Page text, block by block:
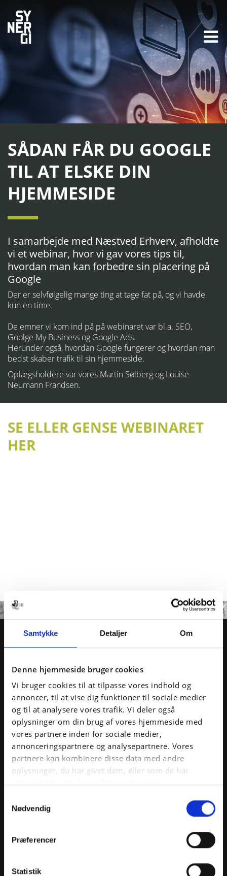
Samtykke Detaljer Om
Denne hjemmeside bruger cookies
Vi bruger cookies til at tilpasse vores indhold og
annoncer, til at vise dig funktioner til sociale medier
og til at analysere vores trafik. Vi deler også
oplysninger om din brug af vores hjemmeside med
vores partnere inden for sociale medier,
annonceringspartnere og analysepartnere. Vores
partnere kan kombinere disse data med andre
oplysninger, du har givet dem, eller som de har
indsamlet fra din brug af deres tjenester.
Nødvendig
Præferencer
Statistik
SÅDAN FÅR DU GOOGLE
TIL AT ELSKE DIN
HJEMMESIDE
I samarbejde med Næstved Erhverv, afholdte
vi et webinar, hvor vi gav vores tips til,
hvordan man kan forbedre sin placering på
Google
Der er selvfølgelig mange ting at tage fat på, og vi havde
kun en time.
De emner vi kom ind på på webinaret var bl.a. SEO,
Goolge My Business og Google Ads.
Herunder også, hvordan Google fungerer og hvordan man
bedst skaber trafik til sin hjemmeside.
Oplægsholdere var vores Martin Sølberg og Louise
Neumann Frandsen.
SE ELLER GENSE WEBINARET
HER
HVORDAN KAN VI
Kontakt projektleder Louise, hvis du har spørgsmål
til SEO, Google My Business eller Google Ads.
Louise koordinerer indkomne opgaver mellem
kunder, kollegaer og leverandører og sørger for at
sammensætte det team, der løser din udfordring
bedst og hurtigst muligt.